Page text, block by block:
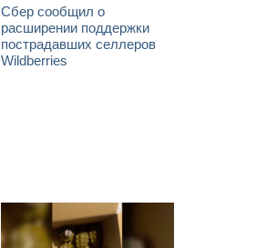
Сбер сообщил о
расширении поддержки
пострадавших селлеров
Wildberries